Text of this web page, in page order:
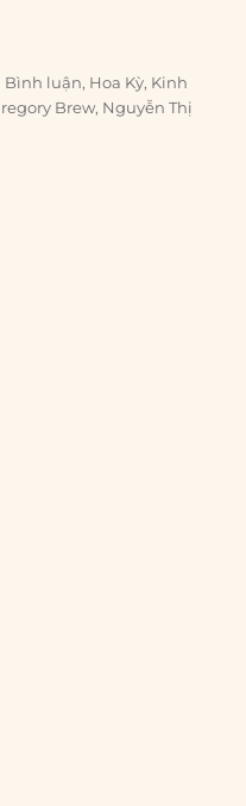
Categories
Bình luận, Hoa Kỳ, Kinh
Brew, Nguyễn Thị